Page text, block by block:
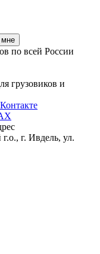
мне
по всей России
грузовиков и
г. Ивдель, ул.